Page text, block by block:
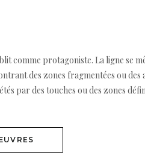
comme protagoniste. La ligne se
des zones fragmentées ou des
par des touches ou des zones